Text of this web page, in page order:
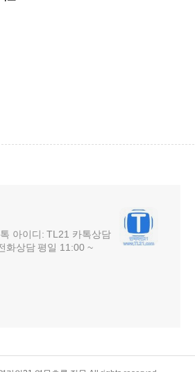
아이디: TL21 카톡상담
화상담 평일 11:00 ~